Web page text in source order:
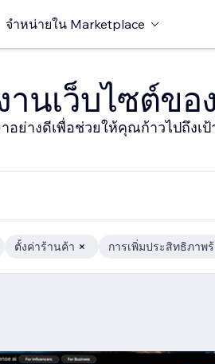
จำหน่ายใน Marketplace
านเว็บไซต์ข
ย่างดีเพื่อช่วยให้คุณก้าวไปถึงเป้
ตั้งค่าร้านค้า การเพิ่มประสิทธิภาพ